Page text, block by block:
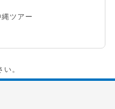
ツアー
。